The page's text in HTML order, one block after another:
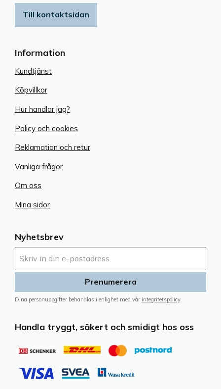
Nyhetsbrev
Prenumerera
Dina personuppgifter behandlas i enlighet med vår integritetspolicy.
Handla tryggt, säkert och smidigt hos oss
Information
Kundtjänst
Köpvillkor
Hur handlar jag?
Policy och cookies
Reklamation och retur
Vanliga frågor
Om oss
Mina sidor
Till kontaktsidan